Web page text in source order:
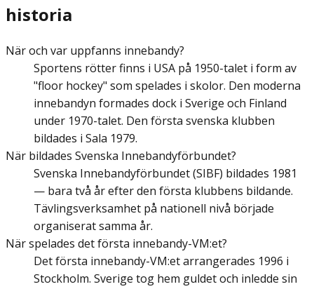
historia
När och var uppfanns innebandy?
Sportens rötter finns i USA på 1950-talet i form av
"floor hockey" som spelades i skolor. Den moderna
innebandyn formades dock i Sverige och Finland
under 1970-talet. Den första svenska klubben
bildades i Sala 1979.
När bildades Svenska Innebandyförbundet?
Svenska Innebandyförbundet (SIBF) bildades 1981
— bara två år efter den första klubbens bildande.
Tävlingsverksamhet på nationell nivå började
organiserat samma år.
När spelades det första innebandy-VM:et?
Det första innebandy-VM:et arrangerades 1996 i
Stockholm. Sverige tog hem guldet och inledde sin